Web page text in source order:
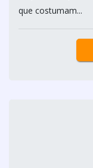
que costumam...